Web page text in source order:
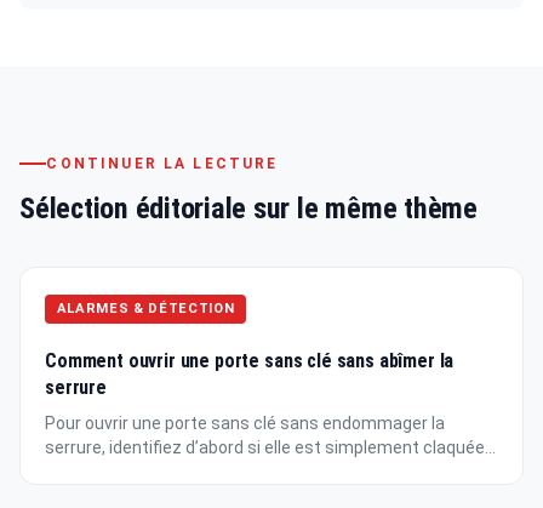
CONTINUER LA LECTURE
Sélection éditoriale sur le même thème
ALARMES & DÉTECTION
Comment ouvrir une porte sans clé sans abîmer la
serrure
Pour ouvrir une porte sans clé sans endommager la
serrure, identifiez d’abord si elle est simplement claquée...